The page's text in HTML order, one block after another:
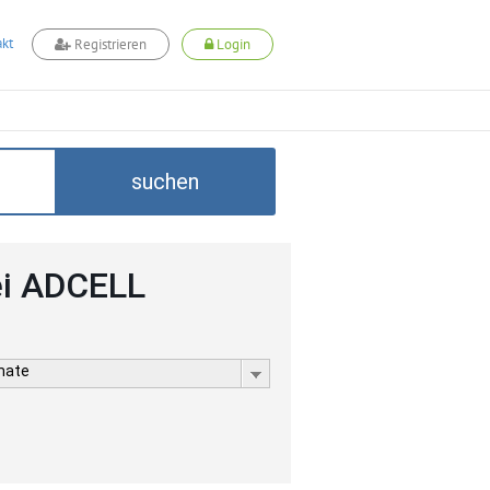
Registrieren Login
suchen